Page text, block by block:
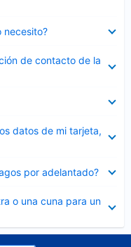
necesito?
de contacto de la
datos de mi tarjeta,
por adelantado?
o una cuna para un